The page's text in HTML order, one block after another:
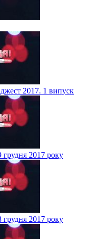
2017. 1 випуск
грудня 2017 року
грудня 2017 року